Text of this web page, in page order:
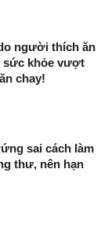
người thích ăn
sức khỏe vượt
chay!
sai cách làm
thư, nên hạn